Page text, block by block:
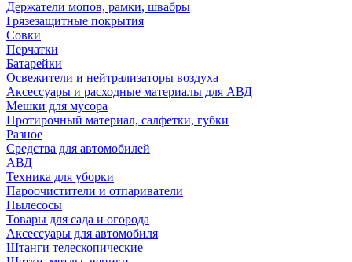
Держатели мопов, рамки, швабры
Грязезащитные покрытия
Совки
Перчатки
Батарейки
Освежители и нейтрализаторы воздуха
Аксессуары и расходные материалы для АВД
Мешки для мусора
Протирочный материал, салфетки, губки
Разное
Средства для автомобилей
АВД
Техника для уборки
Пароочистители и отпариватели
Пылесосы
Товары для сада и огорода
Аксессуары для автомобиля
Штанги телескопические